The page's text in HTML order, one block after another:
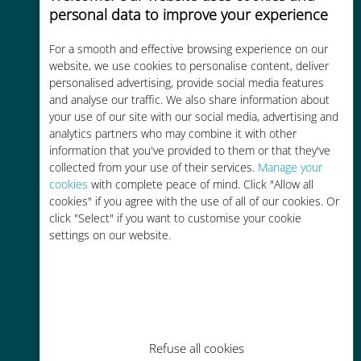
personal data to improve your experience
For a smooth and effective browsing experience on our
website, we use cookies to personalise content, deliver
personalised advertising, provide social media features
and analyse our traffic. We also share information about
your use of our site with our social media, advertising and
analytics partners who may combine it with other
information that you've provided to them or that they've
collected from your use of their services. Manage your
cookies with complete peace of mind. Click "Allow all
cookies" if you agree with the use of all of our cookies. Or
click "Select" if you want to customise your cookie
settings on our website.
Refuse all cookies
Kosteneffectief
Tot 90% goedkoper dan
roamingkosten bij je huidige
provider